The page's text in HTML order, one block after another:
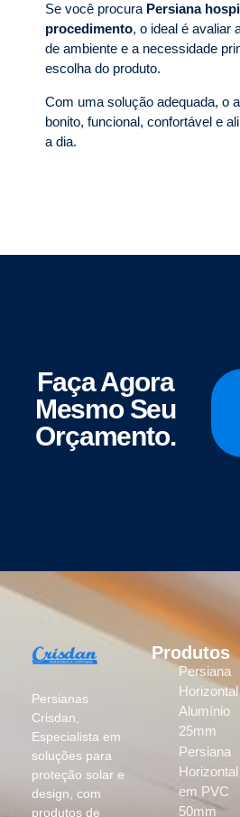
Se você procura Persiana
procedimento, o ideal é avaliar
de ambiente e a necessidade
escolha do produto.
Com uma solução adequada, o
bonito, funcional, confortável e
a dia.
Faça Agora
Mesmo Seu
Orçamento.
Persianas
Crisdan,
Especialista em
soluções para
proteção solar e
design, com
produtos de
Produtos
Persiana
Horizontal
Alumínio
25mm
Persiana
Horizontal
em PVC
50mm